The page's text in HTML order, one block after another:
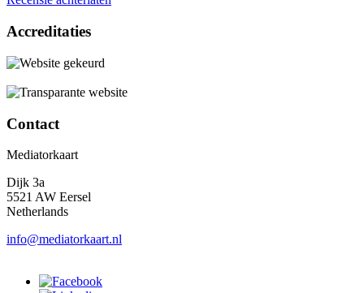
Accreditaties
Contact
Mediatorkaart
Dijk 3a
5521 AW Eersel
Netherlands
info@mediatorkaart.nl